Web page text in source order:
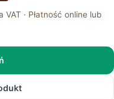
VAT · Płatność online lub